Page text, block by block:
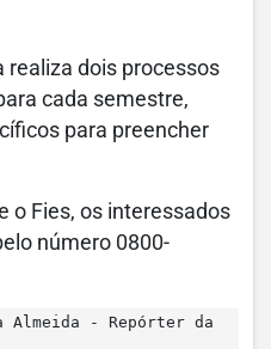
realiza dois processos
cada semestre,
para preencher
o Fies, os interessados
número 0800-
Almeida - Repórter da